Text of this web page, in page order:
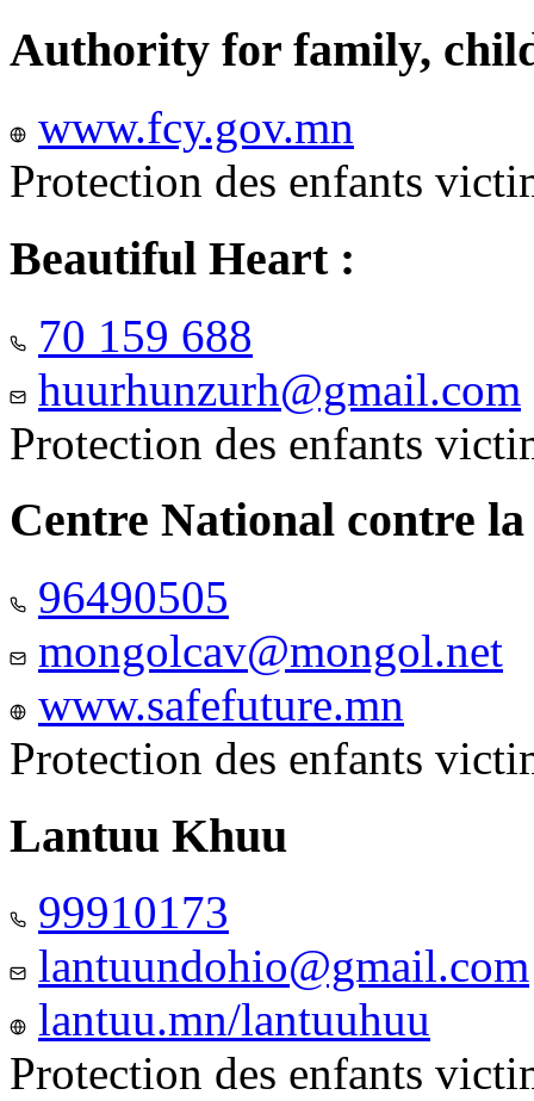
Authority for family,
www.fcy.gov.mn
Protection des enfants
Beautiful Heart :
70 159 688
huurhunzurh@gmail.com
Protection des enfants
Centre National contre la
96490505
mongolcav@mongol.net
www.safefuture.mn
Protection des enfants
Lantuu Khuu
99910173
lantuundohio@gmail.com
lantuu.mn/lantuuhuu
Protection des enfants